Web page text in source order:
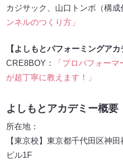
カジサック、山口トンボ（構成
ンネルのつくり方」
【よしもとパフォーミングアカ
CRE8BOY：
「プロパフォー
が超丁寧に教えます！」
よしもとアカデミー概要
所在地：
【東京校】東京都千代田区神
ビル1F